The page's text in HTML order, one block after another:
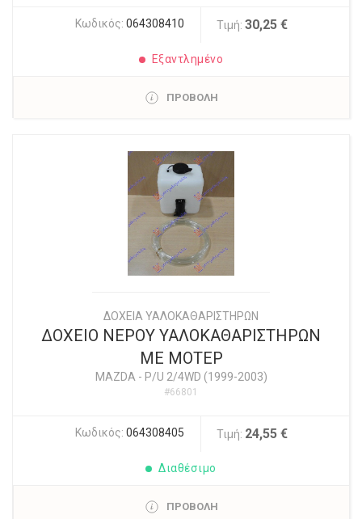
Κωδικός: 064308410 Τιμή: 30,25 €
Εξαντλημένο
ΠΡΟΒΟΛΗ
ΔΟΧΕΙΑ ΥΑΛΟΚΑΘΑΡΙΣΤΗΡΩΝ
ΔΟΧΕΙΟ ΝΕΡΟΥ ΥΑΛΟΚΑΘΑΡΙΣΤΗΡΩΝ
ΜΕ ΜΟΤΕΡ
MAZDA- P/U 2/4WD (1999-2003)
#66801
Κωδικός: 064308405 Τιμή: 24,55 €
Διαθέσιμο
ΠΡΟΒΟΛΗ